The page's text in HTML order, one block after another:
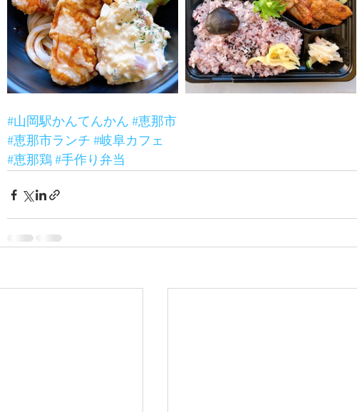
#山岡駅かんてんかん #恵那市
#恵那市ランチ #岐阜カフェ
#恵那鶏#手作り弁当